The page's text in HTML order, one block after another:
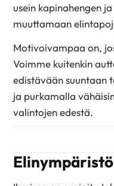
usein kapinahengen
muuttamaan
Motivoivampaa on,
Voimme kuitenkin
edistävään suuntaan
ja purkamalla
valintojen edestä.